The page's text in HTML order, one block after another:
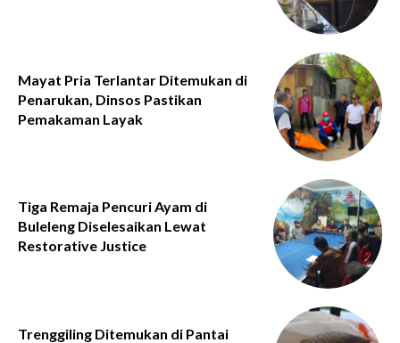
Mayat Pria Terlantar Ditemukan di
Penarukan, Dinsos Pastikan
Pemakaman Layak
Tiga Remaja Pencuri Ayam di
Buleleng Diselesaikan Lewat
Restorative Justice
Trenggiling Ditemukan di Pantai